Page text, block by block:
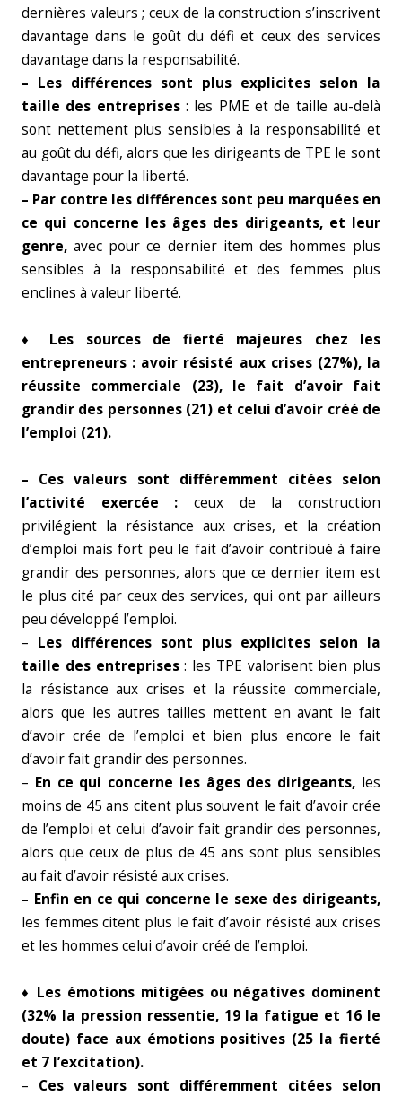
dernières valeurs ; ceux de la construction s’inscrivent
davantage dans le goût du défi et ceux des services
davantage dans la responsabilité.
– Les différences sont plus explicites selon la
taille des entreprises: les PME et de taille au-delà
sont nettement plus sensibles à la responsabilité et
au goût du défi, alors que les dirigeants de TPE le sont
davantage pour la liberté.
– Par contre les différences sont peu marquées en
ce qui concerne les âges des dirigeants, et leur
genre, avec pour ce dernier item des hommes plus
sensibles à la responsabilité et des femmes plus
enclines à valeur liberté.
♦ Les sources de fierté majeures chez les
entrepreneurs : avoir résisté aux crises (27%), la
réussite commerciale (23), le fait d’avoir fait
grandir des personnes (21) et celui d’avoir créé de
l’emploi (21).
– Ces valeurs sont différemment citées selon
l’activité exercée : ceux de la construction
privilégient la résistance aux crises, et la création
d’emploi mais fort peu le fait d’avoir contribué à faire
grandir des personnes, alors que ce dernier item est
le plus cité par ceux des services, qui ont par ailleurs
peu développé l’emploi.
– Les différences sont plus explicites selon la
taille des entreprises: les TPE valorisent bien plus
la résistance aux crises et la réussite commerciale,
alors que les autres tailles mettent en avant le fait
d’avoir crée de l’emploi et bien plus encore le fait
d’avoir fait grandir des personnes.
– En ce qui concerne les âges des dirigeants, les
moins de 45 ans citent plus souvent le fait d’avoir crée
de l’emploi et celui d’avoir fait grandir des personnes,
alors que ceux de plus de 45 ans sont plus sensibles
au fait d’avoir résisté aux crises.
– Enfin en ce qui concerne le sexe des dirigeants,
les femmes citent plus le fait d’avoir résisté aux crises
et les hommes celui d’avoir créé de l’emploi.
♦ Les émotions mitigées ou négatives dominent
(32% la pression ressentie, 19 la fatigue et 16 le
doute) face aux émotions positives (25 la fierté
et 7 l’excitation).
– Ces valeurs sont différemment citées selon